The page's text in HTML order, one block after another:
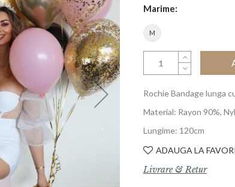
Marime
M
Rochie Bandage lunga
Material: Rayon 90%,
Lungime: 120cm
ADAUGA LA
Livrare & Retur